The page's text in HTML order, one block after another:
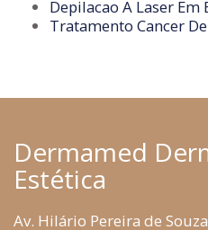
Depilacao A Laser Em
Tratamento Cancer
Dermamed
Estética
Av. Hilário Pereira de